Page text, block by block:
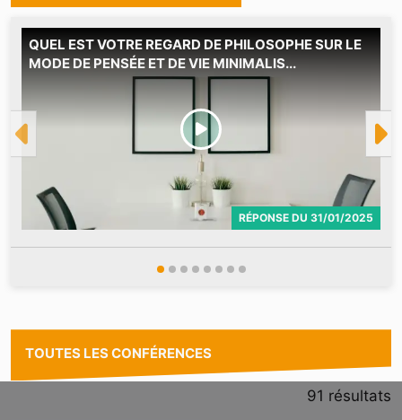
QUEL EST VOTRE REGARD DE PHILOSOPHE SUR LE
MODE DE PENSÉE ET DE VIE MINIMALIS...
RÉPONSE DU 31/01/2025
TOUTES LES CONFÉRENCES
91 résultats